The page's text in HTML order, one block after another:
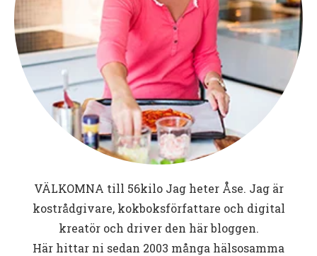
VÄLKOMNA till 56kiloJag heter Åse. Jag är
kostrådgivare, kokboksförfattare och digital
kreatör och driver den här bloggen.
Här hittar ni sedan 2003 många hälsosamma